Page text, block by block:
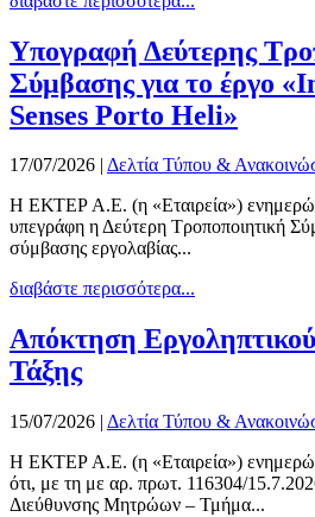
Υπογραφή Δεύτερης
Σύμβασης για το έργο
Senses Porto Heli»
17/07/2026 | Δελτία Τύπου &
Η ΕΚΤΕΡ Α.Ε. (η «Εταιρεία»)
υπεγράφη η Δεύτερη Τροποποιητική
σύμβασης εργολαβίας...
διαβάστε περισσότερα...
Απόκτηση
Τάξης
15/07/2026 | Δελτία Τύπου &
Η ΕΚΤΕΡ Α.Ε. (η «Εταιρεία»)
ότι, με τη με αρ. πρωτ. 116304/
Διεύθυνσης Μητρώων – Τμήμα...